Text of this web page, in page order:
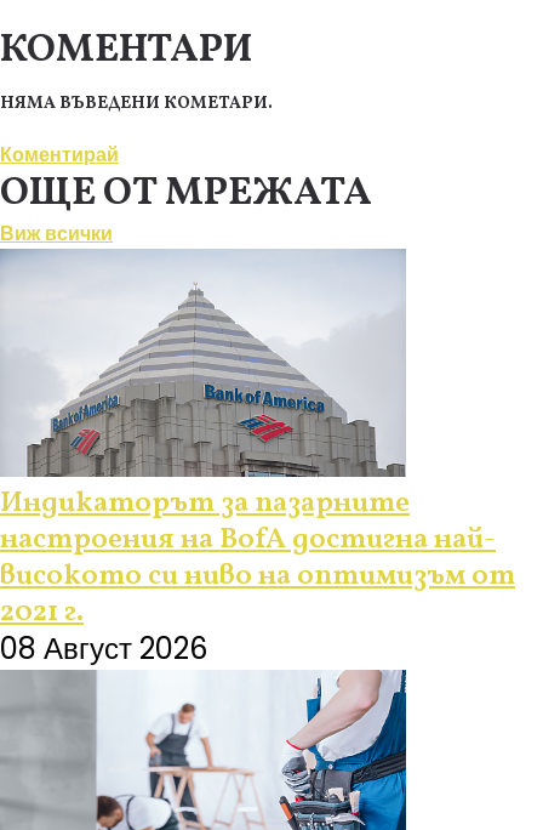
КОМЕНТАРИ
НЯМА ВЪВЕДЕНИ КОМЕТАРИ.
Коментирай
ОЩЕ ОТ МРЕЖАТА
Виж всички
Индикаторът за пазарните
настроения на BofA достигна най-
високото си ниво на оптимизъм от
2021 г.
08 Август 2026